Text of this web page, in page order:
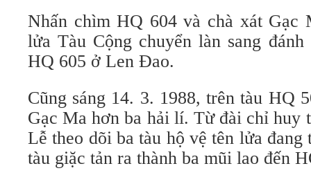
Nhấn chìm HQ 604 và chà xát Gạc
lửa Tàu Cộng chuyển làn sang
HQ 605 ở Len Đao.
Cũng sáng 14. 3. 1988, trên tàu HQ
Gạc Ma hơn ba hải lí. Từ đài chỉ huy
Lễ theo dõi ba tàu hộ vệ tên lửa
tàu giặc tản ra thành ba mũi lao đến